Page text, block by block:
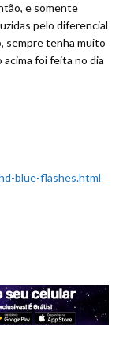
e somente
pelo diferencial
sempre tenha muito
foi feita no dia
blue-flashes.html